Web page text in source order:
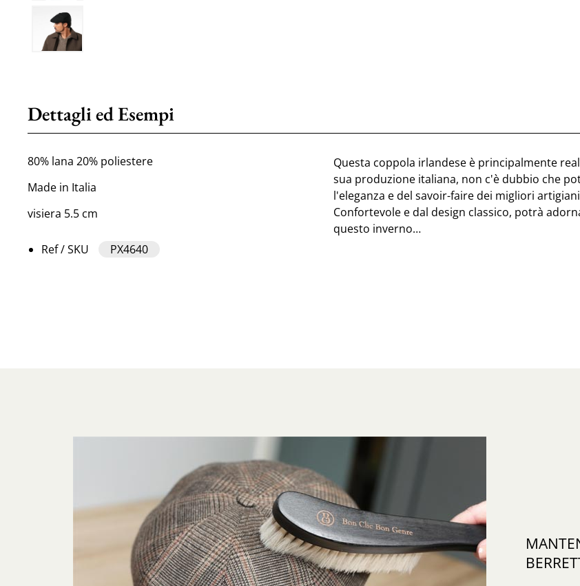
Dettagli ed Esempi
80% lana 20% poliestere
Made in Italia
visiera 5.5 cm
Ref / SKU PX4640
Questa coppola irlandese è principalmente
sua produzione italiana, non c'è dubbio che
l'eleganza e del savoir-faire dei migliori
Confortevole e dal design classico, potrà
questo inverno…